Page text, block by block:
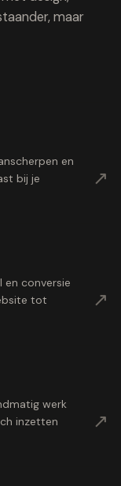
maar
en
bij je
↗
en conversie
tot
↗
werk
inzetten
↗